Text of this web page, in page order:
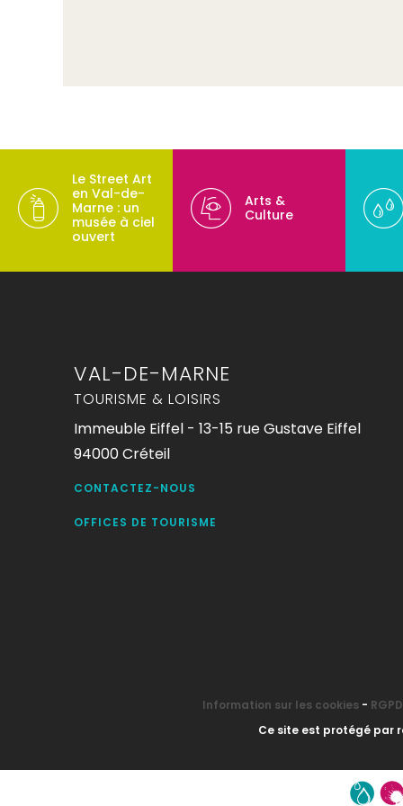
Le Street Art
en Val-de-
Marne : un
musée à ciel
ouvert
Arts &
Culture
VAL-DE-MARNE
TOURISME & LOISIRS
Immeuble Eiffel - 13-15 rue Gustave Eiffel
94000 Créteil
CONTACTEZ-NOUS
OFFICES DE TOURISME
Information sur les cookies-
Ce site est protégé par